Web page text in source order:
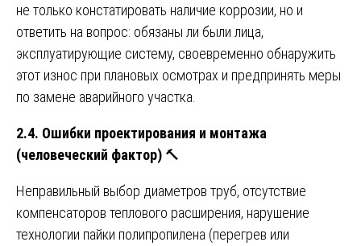
не только констатировать наличие коррозии, но и
ответить на вопрос: обязаны ли были лица,
эксплуатирующие систему, своевременно обнаружить
этот износ при плановых осмотрах и предпринять меры
по замене аварийного участка.
2.4. Ошибки проектирования и монтажа
(человеческий фактор) 🔨
Неправильный выбор диаметров труб, отсутствие
компенсаторов теплового расширения, нарушение
технологии пайки полипропилена (перегрев или